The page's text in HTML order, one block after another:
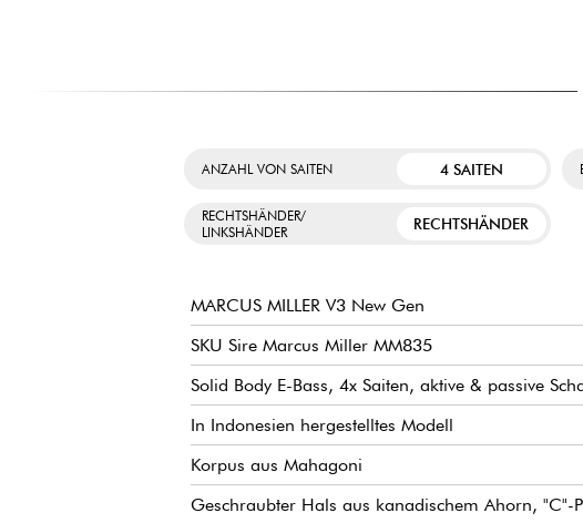
ANZAHL VON SAITEN 4 SAITEN
RECHTSHÄNDER/
LINKSHÄNDER
RECHTSHÄNDER
MARCUS MILLER V3 New Gen
SKU Sire Marcus Miller MM835
Solid Body E-Bass, 4x Saiten, aktive & passive
In Indonesien hergestelltes Modell
Korpus aus Mahagoni
Geschraubter Hals aus kanadischem Ahorn, "C"-